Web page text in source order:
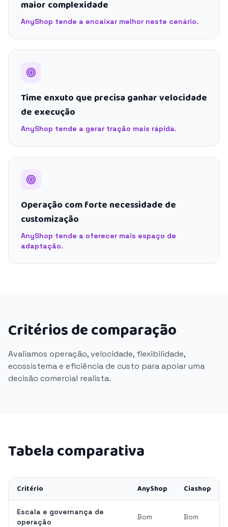
maior complexidade
AnyShop tende a encaixar melhor neste cenário.
Time enxuto que precisa ganhar velocidade
de execução
AnyShop tende a gerar tração mais rápida.
Operação com forte necessidade de
customização
AnyShop tende a oferecer mais espaço de
adaptação.
Critérios de comparação
Avaliamos operação, velocidade, flexibilidade,
ecossistema e eficiência de custo para apoiar uma
decisão comercial realista.
Tabela comparativa
Critério AnyShop Ciashop
Escala e governança de
operação
Bom Bom